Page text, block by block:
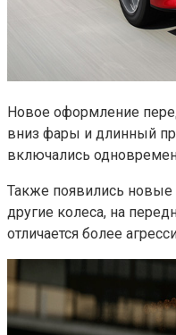
Новое оформление
вниз фары и длинный
включались
Также появились новые
другие колеса, на
отличается более